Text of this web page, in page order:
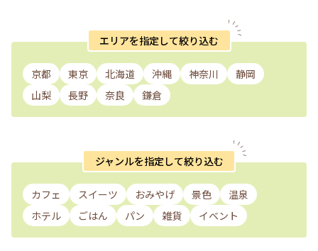
エリアを指定して絞り込む
京都 東京 北海道 沖縄 神奈川
静岡
山梨
長野 奈良 鎌倉
ジャンルを指定して絞り込む
カフェ スイーツ おみやげ 景色
温泉
ホテル
ごはん パン 雑貨 イベント